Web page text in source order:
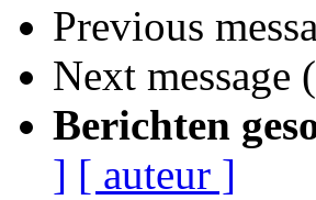
Previous
Next
Berichten
] [ auteur ]